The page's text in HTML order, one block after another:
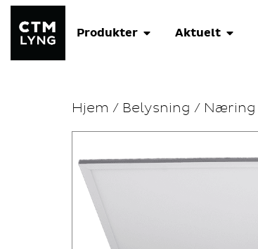
Produkter Aktuelt
Hjem / Belysning / Næring